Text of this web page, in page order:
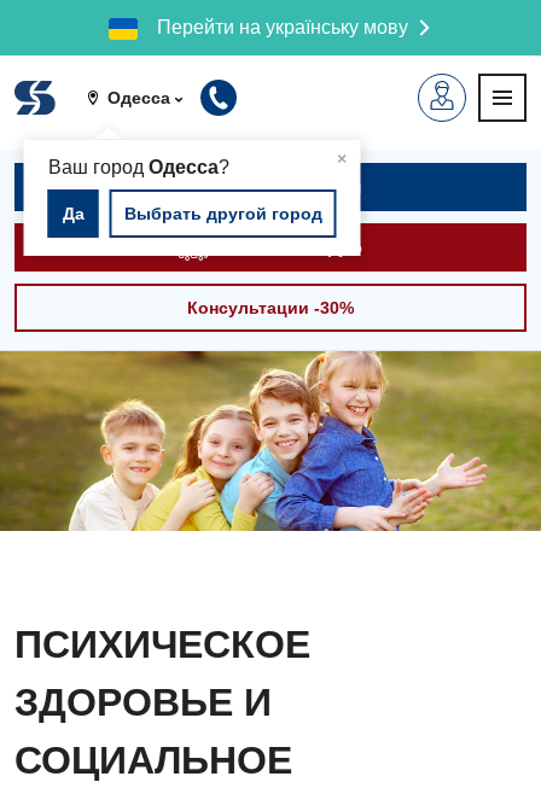
Перейти на українську мову
Одесса
×
Ваш город Одесса?
Да Выбрать другой город
Записаться на приём
Вызвать скорую
Консультации -30%
ПСИХИЧЕСКОЕ
ЗДОРОВЬЕ И
СОЦИАЛЬНОЕ